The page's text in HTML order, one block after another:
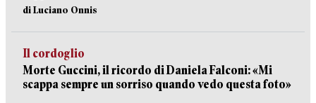
di Luciano Onnis
Il cordoglio
Morte Guccini, il ricordo di Daniela Falconi: «Mi
scappa sempre un sorriso quando vedo questa foto»